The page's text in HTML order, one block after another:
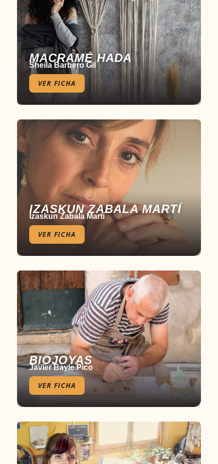
MACRAMÉ HADA
Sheila Barbero Gil
VER FICHA
IZASKUN ZABALA MARTÍ
Izaskun Zabala Martí
VER FICHA
BIOJOYAS
Javier Bayle Pico
VER FICHA